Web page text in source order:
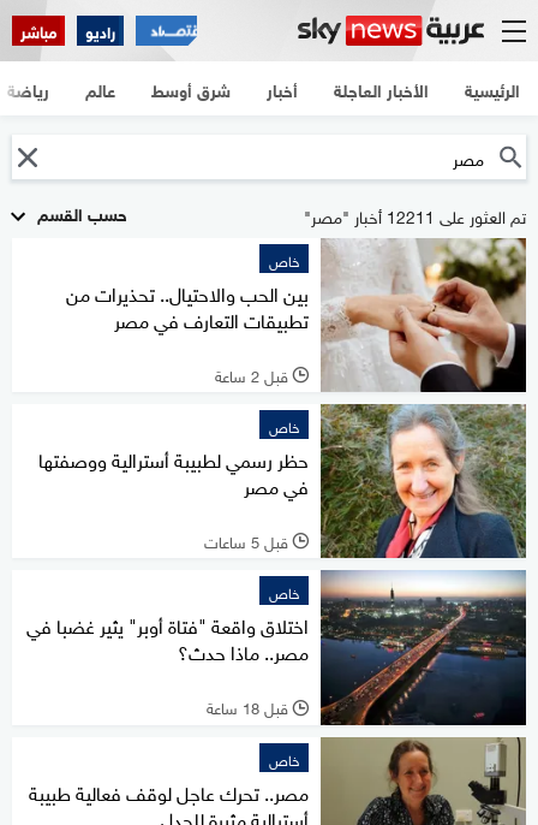
راديو مباشر
الرئيسية الأخبار العاجلة أخبار شرق أوسط عالم رياضة
حسب القسم تم العثور على 12211 أخبار "مصر"
خاص
بين الحب والاحتيال.. تحذيرات من
تطبيقات التعارف في مصر
l قبل 2 ساعة
خاص
حظر رسمي لطبيبة أسترالية ووصفتها
في مصر
l قبل 5 ساعات
خاص
اختلاق واقعة "فتاة أوبر" يثير غضبا في
مصر.. ماذا حدث؟
l قبل 18 ساعة
خاص
مصر.. تحرك عاجل لوقف فعالية طبيبة
أسترالية مثيرة للجدل